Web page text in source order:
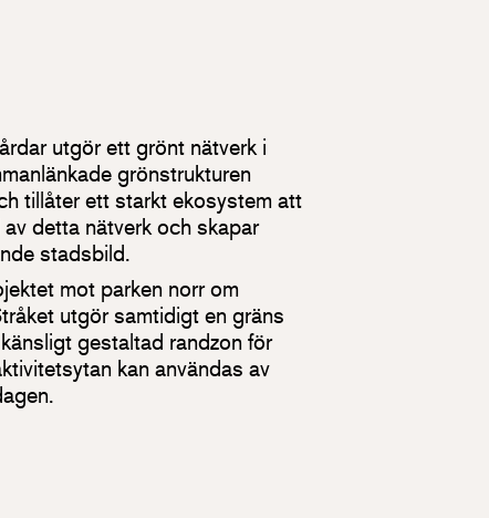
utgör ett grönt nätverk i
grönstrukturen
tillåter ett starkt ekosystem att
detta nätverk och skapar
stadsbild.
mot parken norr om
utgör samtidigt en gräns
gestaltad randzon för
kan användas av